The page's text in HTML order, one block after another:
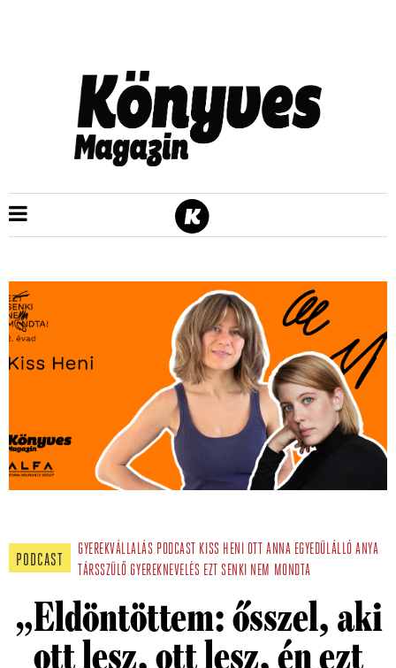
PODCAST
GYEREKVÁLLALÁS PODCAST KISS HENI OTT ANNA EGYEDÜLÁLLÓ ANYA
TÁRSSZÜLŐ GYEREKNEVELÉS EZT SENKI NEM MONDTA
„Eldöntöttem: ősszel, aki
ott lesz, ott lesz, én ezt